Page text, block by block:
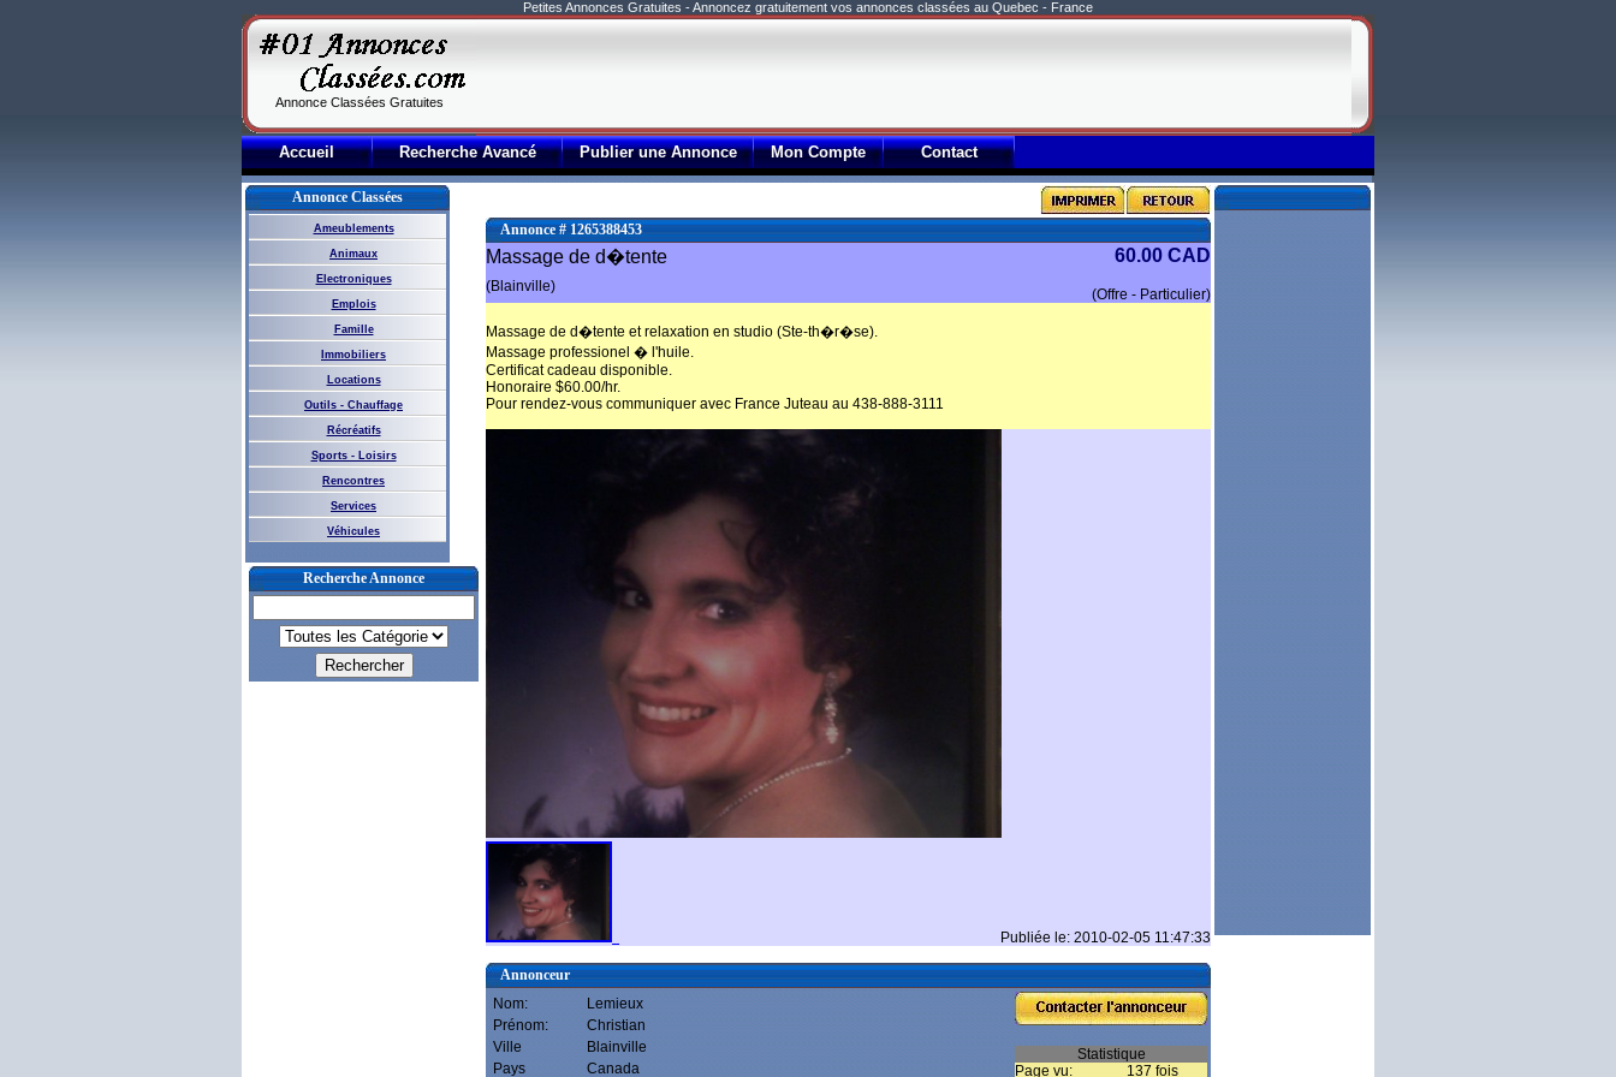
Petites Annonces Gratuites - Annoncez gratuitement vos annonces classées au Quebec - France
Annonce Classées Gratuites
Accueil Recherche Avancé Publier une Annonce Mon Compte Contact
Annonce Classées
Ameublements
Animaux
Electroniques
Emplois
Famille
Immobiliers
Locations
Outils - Chauffage
Récréatifs
Sports - Loisirs
Rencontres
Services
Véhicules
Recherche Annonce
Annonce # 1265388453
Massage de d�tente 60.00 CAD
(Blainville) (Offre - Particulier)
Massage de d�tente et relaxation en studio (Ste-th�r�se).
Massage professionel � l'huile.
Certificat cadeau disponible.
Honoraire $60.00/hr.
Pour rendez-vous communiquer avec France Juteau au 438-888-3111
Publiée le: 2010-02-05 11:47:33
Annonceur
Nom:
Lemieux
Prénom:
Christian
Ville
Blainville
Pays
Canada
Statistique
Page vu:
137 fois